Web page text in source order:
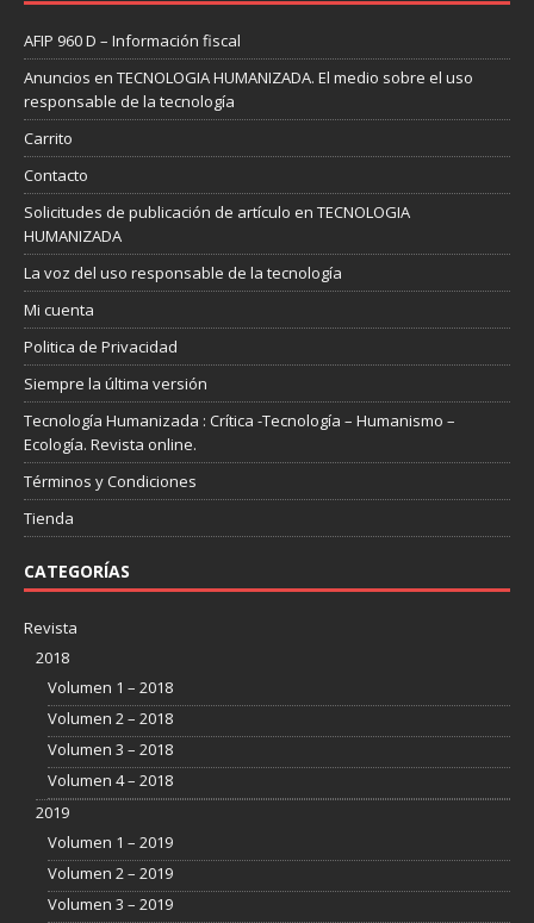
AFIP 960 D – Información fiscal
Anuncios en TECNOLOGIA HUMANIZADA. El medio sobre el uso
responsable de la tecnología
Carrito
Contacto
Solicitudes de publicación de artículo en TECNOLOGIA
HUMANIZADA
La voz del uso responsable de la tecnología
Mi cuenta
Politica de Privacidad
Siempre la última versión
Tecnología Humanizada : Crítica -Tecnología – Humanismo –
Ecología. Revista online.
Términos y Condiciones
Tienda
CATEGORÍAS
Revista
2018
Volumen 1 – 2018
Volumen 2 – 2018
Volumen 3 – 2018
Volumen 4 – 2018
2019
Volumen 1 – 2019
Volumen 2 – 2019
Volumen 3 – 2019